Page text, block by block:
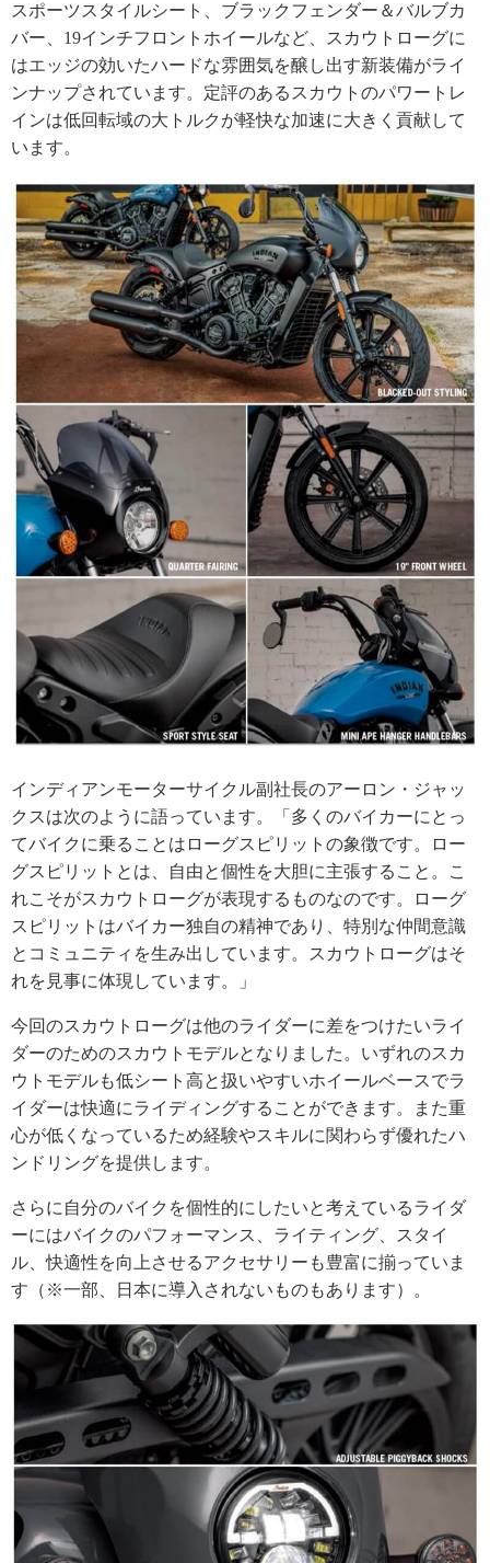
スポーツスタイルシート、ブラックフェンダー＆バルブカ
バー、19インチフロントホイールなど、スカウトローグに
はエッジの効いたハードな雰囲気を醸し出す新装備がライ
ンナップされています。定評のあるスカウトのパワートレ
インは低回転域の大トルクが軽快な加速に大きく貢献して
います。
インディアンモーターサイクル副社長のアーロン・ジャッ
クスは次のように語っています。「多くのバイカーにとっ
てバイクに乗ることはローグスピリットの象徴です。ロー
グスピリットとは、自由と個性を大胆に主張すること。こ
れこそがスカウトローグが表現するものなのです。ローグ
スピリットはバイカー独自の精神であり、特別な仲間意識
とコミュニティを生み出しています。スカウトローグはそ
れを見事に体現しています。」
今回のスカウトローグは他のライダーに差をつけたいライ
ダーのためのスカウトモデルとなりました。いずれのスカ
ウトモデルも低シート高と扱いやすいホイールベースでラ
イダーは快適にライディングすることができます。また重
心が低くなっているため経験やスキルに関わらず優れたハ
ンドリングを提供します。
さらに自分のバイクを個性的にしたいと考えているライダ
ーにはバイクのパフォーマンス、ライティング、スタイ
ル、快適性を向上させるアクセサリーも豊富に揃っていま
す（※一部、日本に導入されないものもあります）。